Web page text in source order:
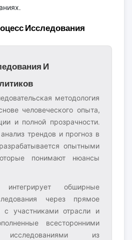
Исследования
И
методология
человеческого опыта,
и полной прозрачности.
трендов и прогноз в
опытными
понимают нюансы
обширные
через прямое
с участниками отрасли и
всесторонними
исследованиями из